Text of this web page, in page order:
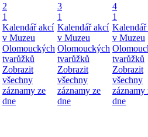
2
1
Kalendář akcí
v Muzeu
Olomouckých
tvarůžků
Zobrazit
všechny
záznamy ze
dne
3
1
Kalendář akcí
v Muzeu
Olomouckých
tvarůžků
Zobrazit
všechny
záznamy ze
dne
4
1
v Muzeu
tvarůžků
Zobrazit
všechny
záznamy
dne